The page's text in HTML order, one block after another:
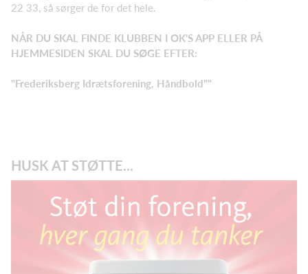
22 33, så sørger de for det hele.
NÅR DU SKAL FINDE KLUBBEN I OK'S APP ELLER PÅ
HJEMMESIDEN SKAL DU SØGE EFTER:
"Frederiksberg Idrætsforening, Håndbold""
HUSK AT STØTTE...